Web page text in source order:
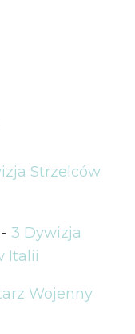
Strzelców
- 3 Dywizja
Italii
Wojenny